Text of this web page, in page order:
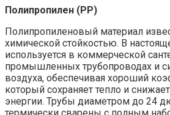
Полипропилен (PP)
Полипропиленовый материал
химической стойкостью. В
используется в коммерческой
промышленных трубопроводах и
воздуха, обеспечивая хороший
который сохраняет тепло и
энергии. Трубы диаметром до 24